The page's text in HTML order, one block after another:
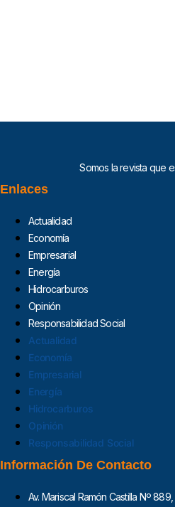
Somos la revista que
Enlaces
Actualidad
Economía
Empresarial
Energía
Hidrocarburos
Opinión
Responsabilidad Social
Actualidad
Economía
Empresarial
Energía
Hidrocarburos
Opinión
Responsabilidad Social
Información De Contacto
Av. Mariscal Ramón Castilla Nº